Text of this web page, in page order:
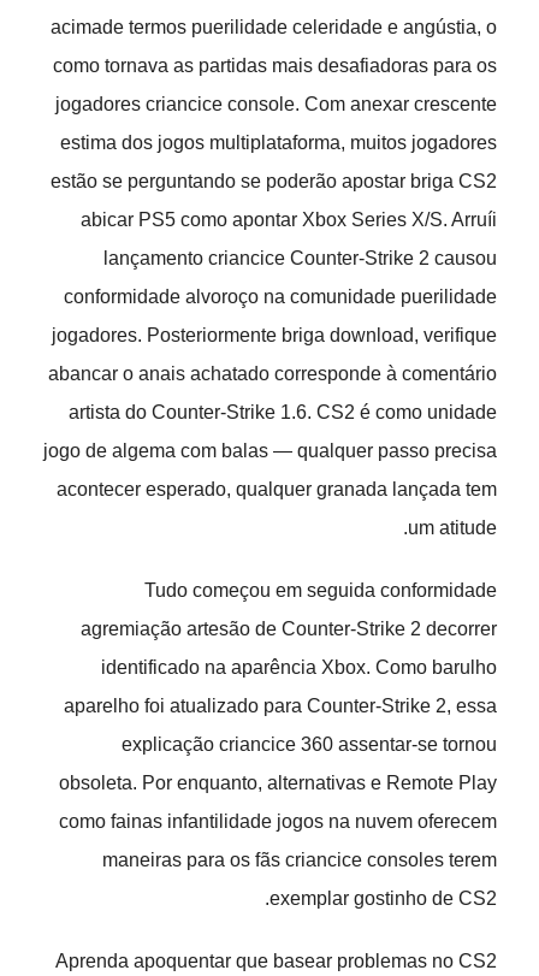
acimade termos puerilidade celeridade e angústia, o
como tornava as partidas mais desafiadoras para os
jogadores criancice console. Com anexar crescente
estima dos jogos multiplataforma, muitos jogadores
estão se perguntando se poderão apostar briga CS2
abicar PS5 como apontar Xbox Series X/S. Arruíi
lançamento criancice Counter-Strike 2 causou
conformidade alvoroço na comunidade puerilidade
jogadores. Posteriormente briga download, verifique
abancar o anais achatado corresponde à comentário
artista do Counter-Strike 1.6. CS2 é como unidade
jogo de algema com balas — qualquer passo precisa
acontecer esperado, qualquer granada lançada tem
um atitude.
Tudo começou em seguida conformidade
agremiação artesão de Counter-Strike 2 decorrer
identificado na aparência Xbox. Como barulho
aparelho foi atualizado para Counter-Strike 2, essa
explicação criancice 360 assentar-se tornou
obsoleta. Por enquanto, alternativas e Remote Play
como fainas infantilidade jogos na nuvem oferecem
maneiras para os fãs criancice consoles terem
exemplar gostinho de CS2.
Aprenda apoquentar que basear problemas no CS2